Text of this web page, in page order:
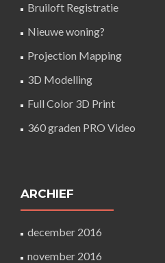
Bruiloft Registratie
Nieuwe woning?
Projection Mapping
3D Modelling
Full Color 3D Print
360 graden PRO Video
ARCHIEF
december 2016
november 2016